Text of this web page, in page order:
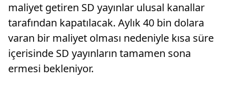
maliyet getiren SD yayınlar ulusal kanallar
tarafından kapatılacak. Aylık 40 bin dolara
varan bir maliyet olması nedeniyle kısa süre
içerisinde SD yayınların tamamen sona
ermesi bekleniyor.